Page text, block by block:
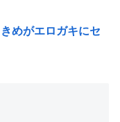
めがエロガキにセ